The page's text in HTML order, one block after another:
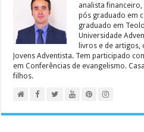
analista
pós graduado em
graduado em
Universidade
livros e de artigos,
Jovens Adventista. Tem participado
em Conferências de evangelismo.
filhos.